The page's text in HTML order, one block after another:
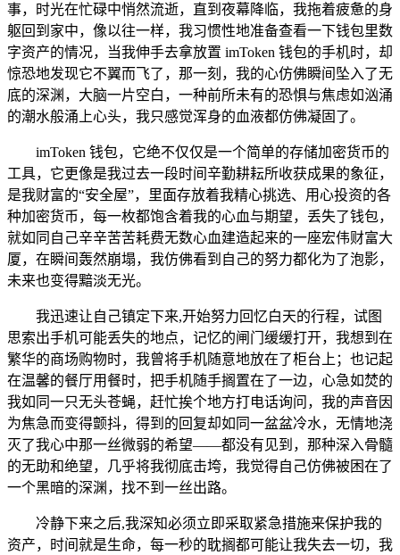
事，时光在忙碌中悄然流逝，直到夜幕降临，我拖着疲惫的身
躯回到家中，像以往一样，我习惯性地准备查看一下钱包里数
字资产的情况，当我伸手去拿放置 imToken 钱包的手机时，却
惊恐地发现它不翼而飞了，那一刻，我的心仿佛瞬间坠入了无
底的深渊，大脑一片空白，一种前所未有的恐惧与焦虑如汹涌
的潮水般涌上心头，我只感觉浑身的血液都仿佛凝固了。
imToken 钱包，它绝不仅仅是一个简单的存储加密货币的
工具，它更像是我过去一段时间辛勤耕耘所收获成果的象征，
是我财富的“安全屋”，里面存放着我精心挑选、用心投资的各
种加密货币，每一枚都饱含着我的心血与期望，丢失了钱包，
就如同自己辛辛苦苦耗费无数心血建造起来的一座宏伟财富大
厦，在瞬间轰然崩塌，我仿佛看到自己的努力都化为了泡影，
未来也变得黯淡无光。
我迅速让自己镇定下来,开始努力回忆白天的行程，试图
思索出手机可能丢失的地点，记忆的闸门缓缓打开，我想到在
繁华的商场购物时，我曾将手机随意地放在了柜台上；也记起
在温馨的餐厅用餐时，把手机随手搁置在了一边，心急如焚的
我如同一只无头苍蝇，赶忙挨个地方打电话询问，我的声音因
为焦急而变得颤抖，得到的回复却如同一盆盆冷水，无情地浇
灭了我心中那一丝微弱的希望——都没有见到，那种深入骨髓
的无助和绝望，几乎将我彻底击垮，我觉得自己仿佛被困在了
一个黑暗的深渊，找不到一丝出路。
冷静下来之后,我深知必须立即采取紧急措施来保护我的
资产，时间就是生命，每一秒的耽搁都可能让我失去一切，我